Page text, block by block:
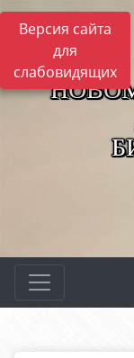
Версия сайта
для
слабовидящих